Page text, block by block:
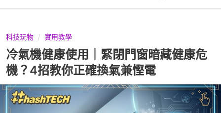
科技玩物 實用教學
冷氣機健康使用｜緊閉門窗暗藏健康危
機？4招教你正確換氣兼慳電